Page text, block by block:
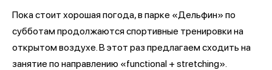
Пока стоит хорошая погода, в парке «Дельфин» по
субботам продолжаются спортивные тренировки на
открытом воздухе. В этот раз предлагаем сходить на
занятие по направлению «functional + stretching».